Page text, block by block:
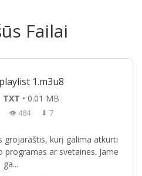
Failai
playlist 1.m3u8
TXT • 0.01 MB
👁 484 ⬇ 7
grojaraštis, kurį galima atkurti
ar svetaines. Jame
ga...